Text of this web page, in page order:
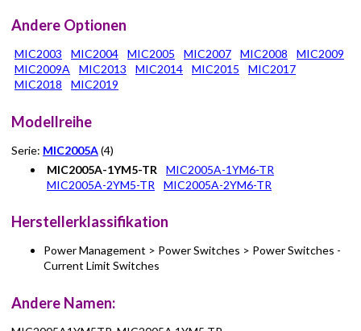
Andere Optionen
MIC2003 MIC2004 MIC2005 MIC2007 MIC2008
MIC2009
MIC2009A
MIC2013 MIC2014 MIC2015
MIC2017
MIC2018
MIC2019
Modellreihe
Serie: MIC2005A(4)
MIC2005A-1YM5-TR
MIC2005A-1YM6-TR
MIC2005A-2YM5-TR
MIC2005A-2YM6-TR
Herstellerklassifikation
Power Management > Power Switches > Power Switches -
Current Limit Switches
Andere Namen: